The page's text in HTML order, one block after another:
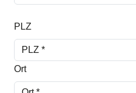
PLZ
Ort